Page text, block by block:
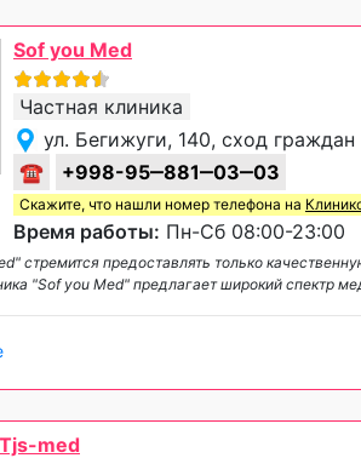
Sof you Med
Частная клиника
ул. Бегижуги, 140, сход
☎
+998-95‒881‒03‒03
Скажите, что нашли номер телефона на
Время работы: Пн-Сб 08:00-23:00
стремится предоставлять только
"Sof you Med" предлагает широкий спектр
Tjs-med